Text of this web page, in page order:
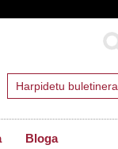
Harpidetu buletinera
Bloga